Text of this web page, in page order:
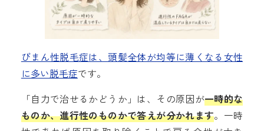
びまん性脱毛症は、頭髪全体が均等に薄くなる女性
に多い脱毛症です。
「自力で治せるかどうか」は、その原因が一時的な
ものか、進行性のものかで答えが分かれます。一時